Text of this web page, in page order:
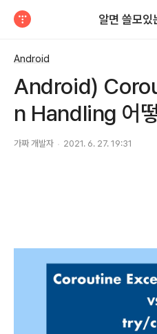
알면 쓸모있
Android
Android)
n Handling 어
가짜 개발자 2021. 6. 27. 19:31